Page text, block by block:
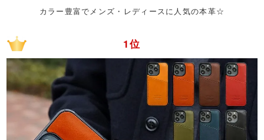
カラー豊富でメンズ・レディースに人気の本革☆
1位